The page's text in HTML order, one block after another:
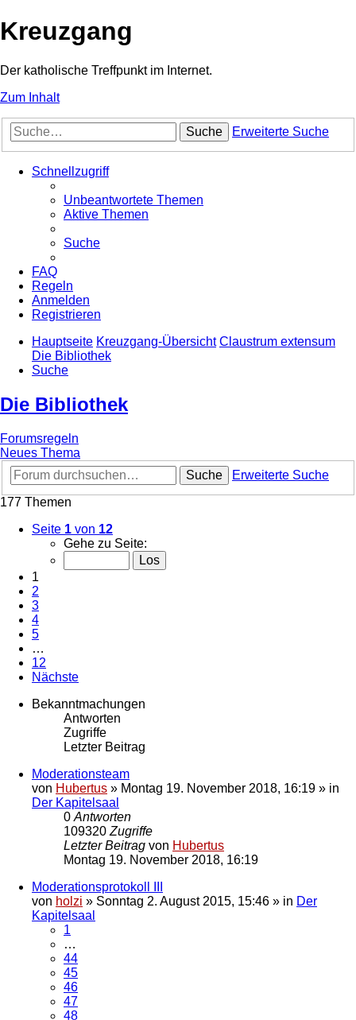
Kreuzgang
Der katholische Treffpunkt im Internet.
Zum Inhalt
Suche Erweiterte Suche
Schnellzugriff
Unbeantwortete Themen
Aktive Themen
Suche
FAQ
Regeln
Anmelden
Registrieren
Hauptseite Kreuzgang-Übersicht Claustrum extensum
Die Bibliothek
Suche
Die Bibliothek
Forumsregeln
Neues Thema
Suche
Erweiterte Suche
177 Themen
Seite 1 von 12
Gehe zu Seite:
1
2
3
4
5
…
12
Nächste
Bekanntmachungen
Antworten
Zugriffe
Letzter Beitrag
Moderationsteam
von Hubertus » Montag 19. November 2018, 16:19 » in
Der Kapitelsaal
0 Antworten
109320 Zugriffe
Letzter Beitrag von Hubertus
Montag 19. November 2018, 16:19
Moderationsprotokoll III
von holzi » Sonntag 2. August 2015, 15:46 » in Der
Kapitelsaal
1
…
44
45
46
47
48